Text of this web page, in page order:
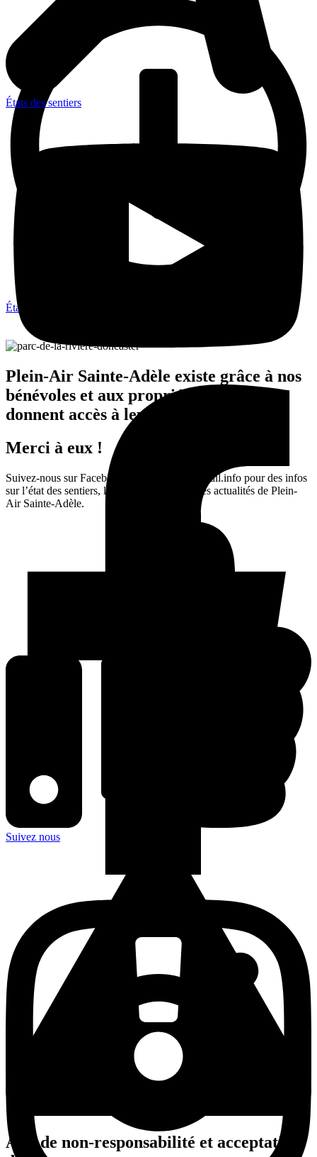
États des sentiers
État des sentiers
Plein-Air Sainte-Adèle existe grâce à nos
bénévoles et aux propriétaires qui nous
donnent accès à leurs terrains.
Merci à eux !
Suivez-nous sur Facebook, Instagram et getTrail.info pour des infos
sur l’état des sentiers, les corvées à venir et les actualités de Plein-
Air Sainte-Adèle.
Suivez nous
Avis de non-responsabilité et acceptation